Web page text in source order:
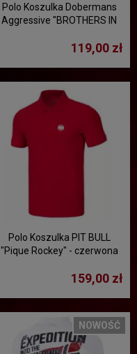
Polo Koszulka Dobermans
Aggressive "BROTHERS IN
119,00 zł
Polo Koszulka PIT BULL
"Pique Rockey" - czerwona
159,00 zł
NOWOŚĆ